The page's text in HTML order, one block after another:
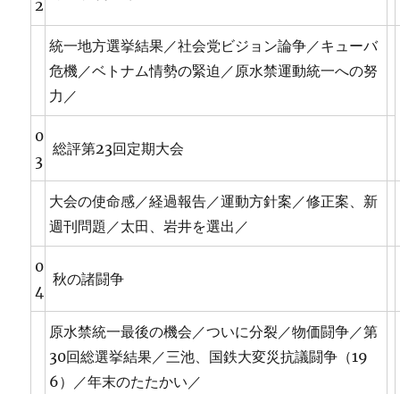
2
統一地方選挙結果／社会党ビジョン論争／キューバ
危機／ベトナム情勢の緊迫／原水禁運動統一への努
力／
0
3
総評第23回定期大会
大会の使命感／経過報告／運動方針案／修正案、新
週刊問題／太田、岩井を選出／
0
4
秋の諸闘争
原水禁統一最後の機会／ついに分裂／物価闘争／第
30回総選挙結果／三池、国鉄大変災抗議闘争（19
6）／年末のたたかい／